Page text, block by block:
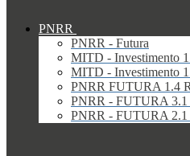
PNRR
PNRR - Futura
MITD - Investimento
MITD - Investimento
PNRR FUTURA 1.4
PNRR - FUTURA 3.1
PNRR - FUTURA 2.1